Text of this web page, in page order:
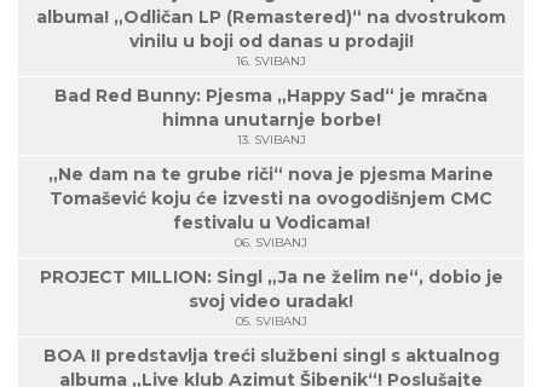
albuma! „Odličan LP (Remastered)“ na dvostrukom
vinilu u boji od danas u prodaji!
16. SVIBANJ
Bad Red Bunny: Pjesma „Happy Sad“ je mračna
himna unutarnje borbe!
13. SVIBANJ
„Ne dam na te grube riči“ nova je pjesma Marine
Tomašević koju će izvesti na ovogodišnjem CMC
festivalu u Vodicama!
06. SVIBANJ
PROJECT MILLION: Singl „Ja ne želim ne“, dobio je
svoj video uradak!
05. SVIBANJ
BOA II predstavlja treći službeni singl s aktualnog
albuma „Live klub Azimut Šibenik“! Poslušajte